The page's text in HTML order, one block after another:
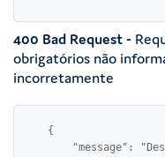
400 Bad Request -
obrigatórios não
incorretamente
    {
"message":